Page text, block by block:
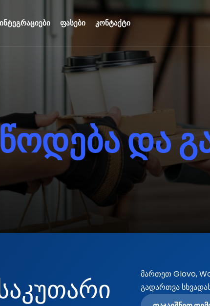
ინტეგრაციები ფასები კონტაქტი
ოდებადაგ
მართეთ Glovo,
გადართვა